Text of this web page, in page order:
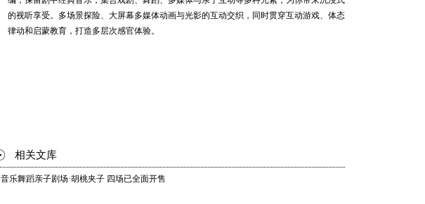
化妆：魏安敏
舞监：任妍菲 丁芳芳 李东城
林嘉敏 饰 糖果仙子
川明 饰 入梦小精灵
的视听享受。多场景探险、大屏幕多媒体动画与光影的互动交织，同时贯穿互动游戏、体态
律动和启蒙教育，打造多层次感官体验。
相关文库
音乐舞蹈亲子剧场·胡桃夹子 四场已全面开售